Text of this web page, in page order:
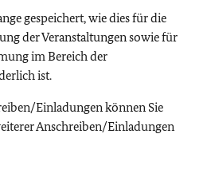
gespeichert, wie dies für die
der Veranstaltungen sowie für
im Bereich der
ist.
Einladungen können Sie
Anschreiben/Einladungen